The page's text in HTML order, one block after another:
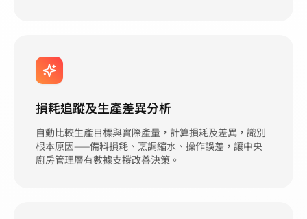
損耗追蹤及生產差異分析
自動比較生產目標與實際產量，計算損耗及差異，識別
根本原因——備料損耗、烹調縮水、操作誤差，讓中央
廚房管理層有數據支撐改善決策。